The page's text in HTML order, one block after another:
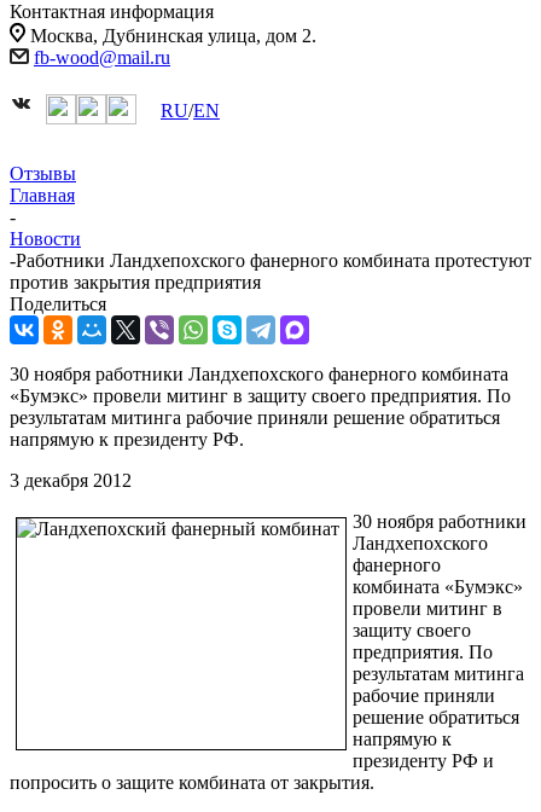
Контактная информация
Москва, Дубнинская улица, дом 2.
fb-wood@mail.ru
RU/EN
Отзывы
Главная
-
Новости
-Работники Ландхепохского фанерного комбината протестуют
против закрытия предприятия
Поделиться
30 ноября работники Ландхепохского фанерного комбината
«Бумэкс» провели митинг в защиту своего предприятия. По
результатам митинга рабочие приняли решение обратиться
напрямую к президенту РФ.
3 декабря 2012
30 ноября работники
Ландхепохского
фанерного
комбината «Бумэкс»
провели митинг в
защиту своего
предприятия. По
результатам митинга
рабочие приняли
решение обратиться
напрямую к
президенту РФ и
попросить о защите комбината от закрытия.